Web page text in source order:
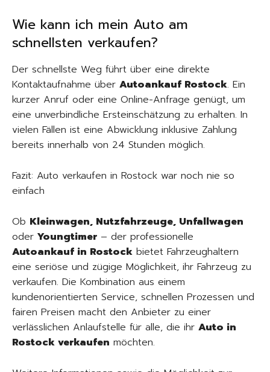
Wie kann ich mein Auto am
schnellsten verkaufen?
Der schnellste Weg führt über eine direkte
Kontaktaufnahme über Autoankauf Rostock. Ein
kurzer Anruf oder eine Online-Anfrage genügt, um
eine unverbindliche Ersteinschätzung zu erhalten. In
vielen Fällen ist eine Abwicklung inklusive Zahlung
bereits innerhalb von 24 Stunden möglich.
Fazit: Auto verkaufen in Rostock war noch nie so
einfach
Ob Kleinwagen, Nutzfahrzeuge, Unfallwagen
oder Youngtimer – der professionelle
Autoankauf in Rostock bietet Fahrzeughaltern
eine seriöse und zügige Möglichkeit, ihr Fahrzeug zu
verkaufen. Die Kombination aus einem
kundenorientierten Service, schnellen Prozessen und
fairen Preisen macht den Anbieter zu einer
verlässlichen Anlaufstelle für alle, die ihr Auto in
Rostock verkaufen möchten.